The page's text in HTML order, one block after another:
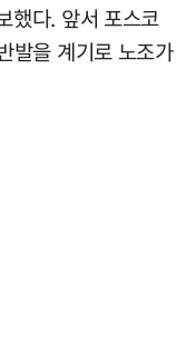
했다. 앞서 포스코
발을 계기로 노조가